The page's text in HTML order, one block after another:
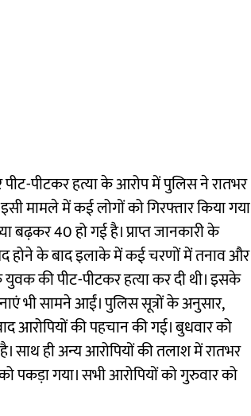
पीटकर हत्या के आरोप में पुलिस ने रातभर
मामले में कई लोगों को गिरफ्तार किया गया
40 हो गई है। प्राप्त जानकारी के
होने के बाद इलाके में कई चरणों में तनाव और
की पीट-पीटकर हत्या कर दी थी। इसके
भी सामने आईं। पुलिस सूत्रों के अनुसार,
आरोपियों की पहचान की गई। बुधवार को
साथ ही अन्य आरोपियों की तलाश में रातभर
गया। सभी आरोपियों को गुरुवार को